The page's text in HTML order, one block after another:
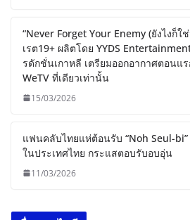
“Never Forget Your Enemy (ยังไงก็ใ
เรต19+ ผลิตโดย YYDS
รดักชั่นเกาหลี เตรียมออกอากาศตอนแ
WeTV ที่เดียวเท่านั้น
15/03/2026
แฟนคลับไทยแห่ต้อนรับ “Noh Seul-
ในประเทศไทย กระแสตอบรับอบอุ่น
11/03/2026